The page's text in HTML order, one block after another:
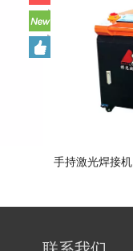
手持激光焊接机